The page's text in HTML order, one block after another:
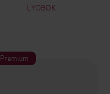
LYDBOK
Premium